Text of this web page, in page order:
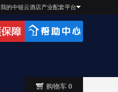
我的中链云酒店产业配套平台
购物车 0